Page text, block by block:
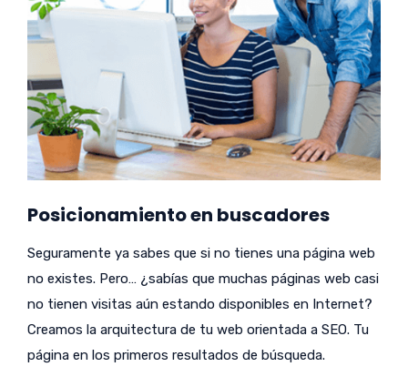
Posicionamiento en buscadores
Seguramente ya sabes que si no tienes una página web
no existes. Pero… ¿sabías que muchas páginas web casi
no tienen visitas aún estando disponibles en Internet?
Creamos la arquitectura de tu web orientada a SEO. Tu
página en los primeros resultados de búsqueda.